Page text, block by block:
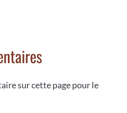
sur cette page pour le